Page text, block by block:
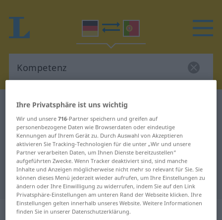
Deutsch-Portugiesisch Wörterbuch
Deutsch-Portugiesisch
Übersetzung für "Kompetenz"
"Kompetenz" Portugiesisch
Übersetzung
„Kompetenz“: Femininum
Ihre Privatsphäre ist uns wichtig
Wir und unsere716-Partner speichern und greifen auf
personenbezogene Daten wie Browserdaten oder eindeutige
Kennungen auf Ihrem Gerät zu. Durch Auswahl von Akzeptieren
aktivieren Sie Tracking-Technologien für die unter „Wir und unsere
Partner verarbeiten Daten, um Ihnen Dienste bereitzustellen“
aufgeführten Zwecke. Wenn Tracker deaktiviert sind, sind manche
Inhalte und Anzeigen möglicherweise nicht mehr so relevant für Sie. Sie
können dieses Menü jederzeit wieder aufrufen, um Ihre Einstellungen zu
ändern oder Ihre Einwilligung zu widerrufen, indem Sie auf den Link
Privatsphäre-Einstellungen am unteren Rand der Webseite klicken. Ihre
Einstellungen gelten innerhalb unseres Website. Weitere Informationen
finden Sie in unserer Datenschutzerklärung.